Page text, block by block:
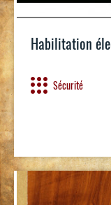
Habilitation
Sécurité